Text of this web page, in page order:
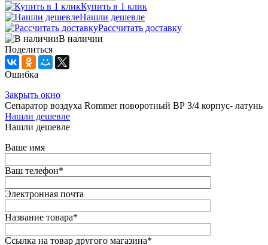
Купить в 1 клик
Нашли дешевле
Рассчитать доставку
В наличии
Поделиться
Ошибка
Закрыть окно
Сепаратор воздуха Rommer поворотный ВР 3/4 корпус- латунь
Нашли дешевле
Нашли дешевле
Ваше имя
Ваш телефон*
Электронная почта
Название товара*
Ссылка на товар другого магазина*